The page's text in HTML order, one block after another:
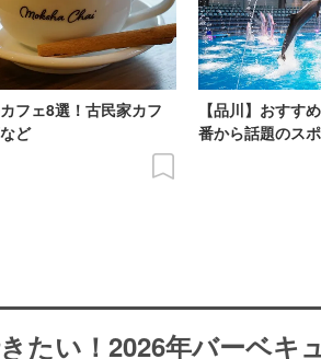
フェ8選！古民家カフ
ど
【品川】おすす
番から話題のス
たい！2026年バーベキ